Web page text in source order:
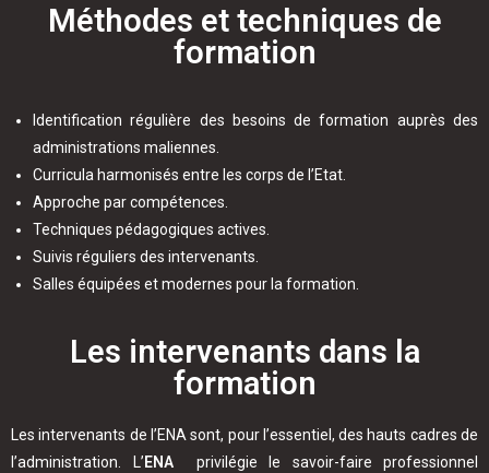
Méthodes et techniques de
formation
Identification régulière des besoins de formation auprès des
administrations maliennes.
Curricula harmonisés entre les corps de l’Etat.
Approche par compétences.
Techniques pédagogiques actives.
Suivis réguliers des intervenants.
Salles équipées et modernes pour la formation.
Les intervenants dans la
formation
Les intervenants de l’ENA sont, pour l’essentiel, des hauts cadres de
l’administration. L’ENA privilégie le savoir-faire professionnel